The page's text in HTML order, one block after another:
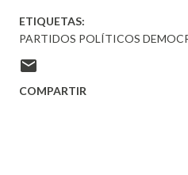
ETIQUETAS:
PARTIDOS POLÍTICOS
COMPARTIR